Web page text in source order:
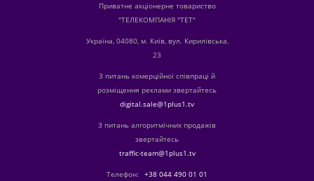
Приватне акціонерне товариство
"ТЕЛЕКОМПАНІЯ "ТЕТ"
Україна, 04080, м. Київ, вул. Кирилівська,
23
З питань комерційної співпраці й
розміщення реклами звертайтесь
digital.sale@1plus1.tv
З питань алгоритмічних продажів
звертайтесь
traffic-team@1plus1.tv
Телефон: +38 044 490 01 01